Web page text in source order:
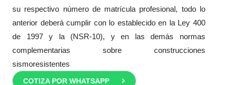
su respectivo número de matrícula profesional, todo lo
anterior deberá cumplir con lo establecido en la Ley 400
de 1997 y la (NSR-10), y en las demás normas
complementarias sobre construcciones
sismoresistentes
COTIZA POR WHATSAPP